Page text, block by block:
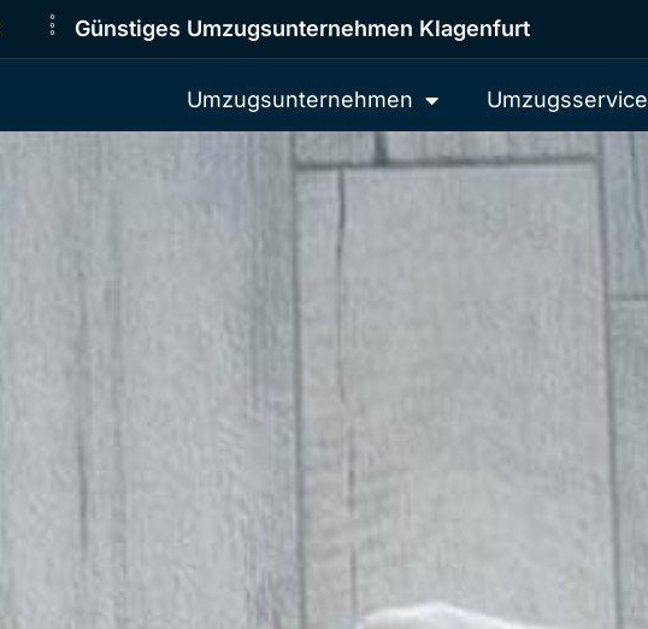
Günstiges Umzugsunternehmen Klagenfurt
Umzugsunternehmen Umzugsservice